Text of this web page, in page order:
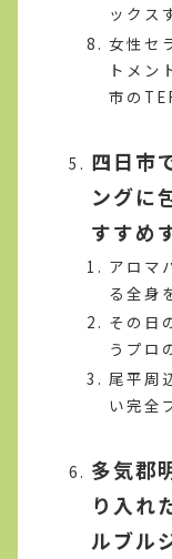
ックス
女性セ
トメン
市の
四日市
ングに
すすめ
アロマ
る全身
その日
うプロ
尾平周
い完全
多気郡
り入れ
ルブル